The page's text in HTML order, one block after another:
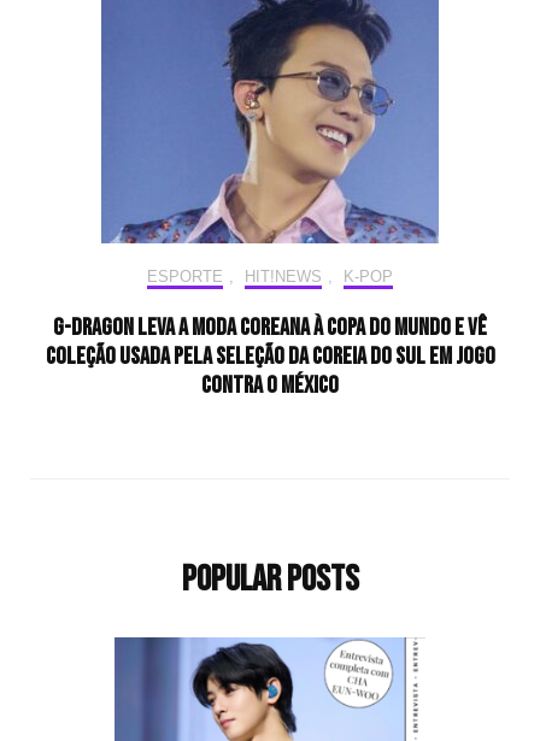
ESPORTE , HIT!NEWS , K-POP
G-Dragon leva a moda coreana à Copa do Mundo e vê
coleção usada pela seleção da Coreia do Sul em jogo
contra o México
Popular Posts